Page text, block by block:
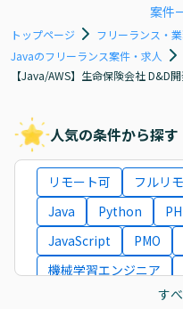
案件
トップページ
フリーランス・
Javaのフリーランス案件・求人
【Java/AWS】生命保険会社 D&D
人気の条件から探す
リモート可 フルリ
Java
Python
JavaScript
PMO
機械学習エンジニア
す